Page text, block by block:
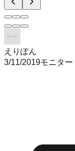
えりぽん
3/11/2019モニター